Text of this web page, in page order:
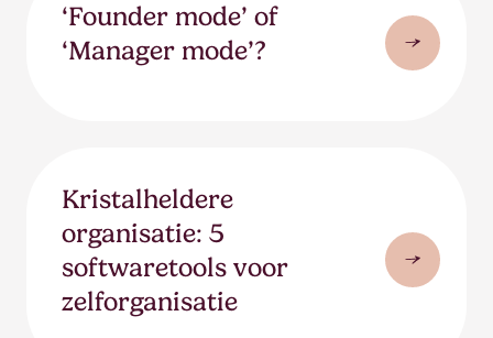
‘Founder mode’ of
‘Manager mode’?
Kristalheldere
organisatie: 5
softwaretools voor
zelforganisatie